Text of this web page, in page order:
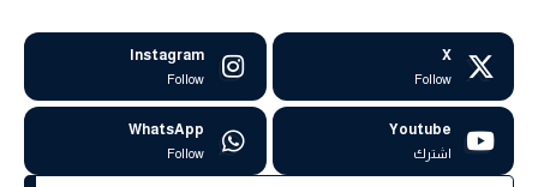
X
Follow
Instagram
Follow
Youtube
اشترك
WhatsApp
Follow